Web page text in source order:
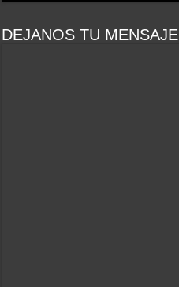
DEJANOS TU MENSAJE